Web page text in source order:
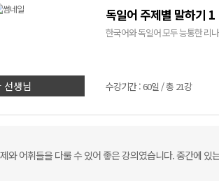
선생님
독일어 주제별 말하기 1
한국어와 독일어 모두 능통한 리
수강기간 : 60일 / 총 21강
와 어휘들을 다룰 수 있어 좋은 강의였습니다. 중간에